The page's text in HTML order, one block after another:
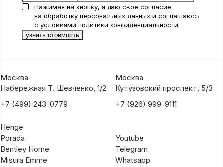
Нажимая на кнопку, я даю свое согласие
на обработку персональных данных и соглашаюсь
с условиями политики конфиденциальности
Москва
Набережная Т. Шевченко, 1/2
+7 (499) 243-0779
Москва
Кутузовский проспект, 5/3
+7 (926) 999-9111
Henge
Porada
Bentley Home
Misura Emme
Youtube
Telegram
Whatsapp